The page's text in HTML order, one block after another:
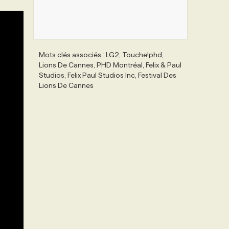
Mots clés associés : LG2, Touche!phd,
Lions De Cannes, PHD Montréal, Felix & Paul
Studios, Felix Paul Studios Inc, Festival Des
Lions De Cannes